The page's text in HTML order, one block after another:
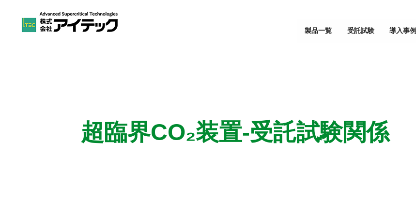
製品一覧 受託試験 導入事例
超臨界CO₂装置-受託試験関係